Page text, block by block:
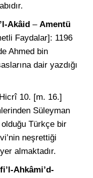
Akâid – Amentü
Faydalar]: 1196
Ahmed bin
dair yazdığı
10. [m. 16.]
Süleyman
Türkçe bir
neşrettiği
almaktadır.
Ahkâmi’d-